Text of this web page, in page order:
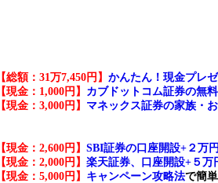
【総額：31万7,450円】 かんたん！現金プレ
【現金：1,000円】 カブドットコム証券の無
【現金：3,000円】 マネックス証券の家族・
【現金：2,600円】 SBI証券の口座開設+２万
【現金：2,000円】 楽天証券、口座開設+５万
【現金：5,000円】 キャンペーン攻略法で簡